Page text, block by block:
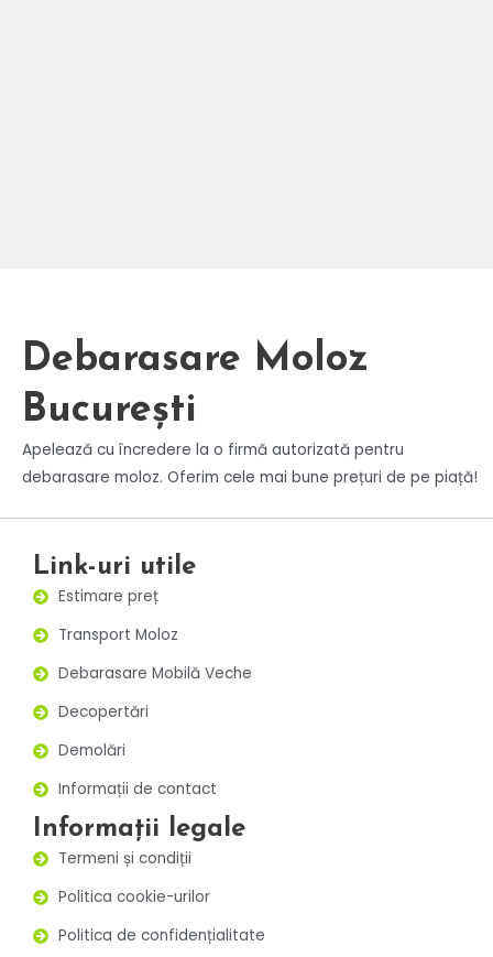
Debarasare Moloz
București
Apelează cu încredere la o firmă autorizată pentru
debarasare moloz. Oferim cele mai bune prețuri de pe piață!
Link-uri utile
Estimare preț
Transport Moloz
Debarasare Mobilă Veche
Decopertări
Demolări
Informații de contact
Informații legale
Termeni și condiții
Politica cookie-urilor
Politica de confidențialitate